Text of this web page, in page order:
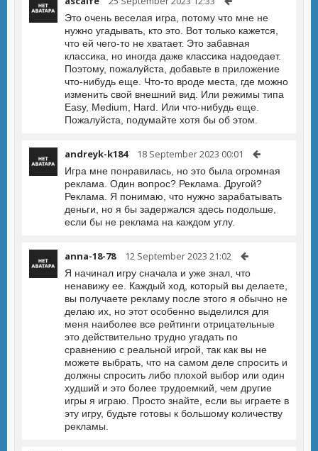
Это очень веселая игра, потому что мне не
нужно угадывать, кто это. Вот только кажется,
что ей чего-то не хватает. Это забавная
классика, но иногда даже классика надоедает.
Поэтому, пожалуйста, добавьте в приложение
что-нибудь еще. Что-то вроде места, где можно
изменить свой внешний вид. Или режимы типа
Easy, Medium, Hard. Или что-нибудь еще.
Пожалуйста, подумайте хотя бы об этом.
andreyk-k184 18 September 2023 00:01
Игра мне понравилась, но это была огромная
реклама. Один вопрос? Реклама. Другой?
Реклама. Я понимаю, что нужно зарабатывать
деньги, но я бы задержался здесь подольше,
если бы не реклама на каждом углу.
anna-18-78 12 September 2023 21:02
Я начинал игру сначала и уже знал, что
ненавижу ее. Каждый ход, который вы делаете,
вы получаете рекламу после этого я обычно не
делаю их, но этот особенно выделился для
меня наиболее все рейтинги отрицательные
это действительно трудно угадать по
сравнению с реальной игрой, так как вы не
можете выбрать, что на самом деле спросить и
должны спросить либо плохой выбор или один
худший и это более трудоемкий, чем другие
игры я играю. Просто знайте, если вы играете в
эту игру, будьте готовы к большому количеству
рекламы.